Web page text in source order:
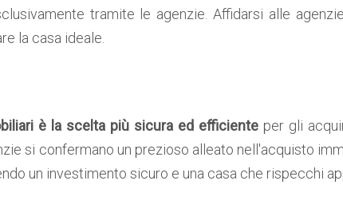
tramite le agenzie. Affidarsi alle
la casa ideale.
è la scelta più sicura ed efficienteper gli
si confermano un prezioso alleato nell'acquisto
un investimento sicuro e una casa che rispecchi